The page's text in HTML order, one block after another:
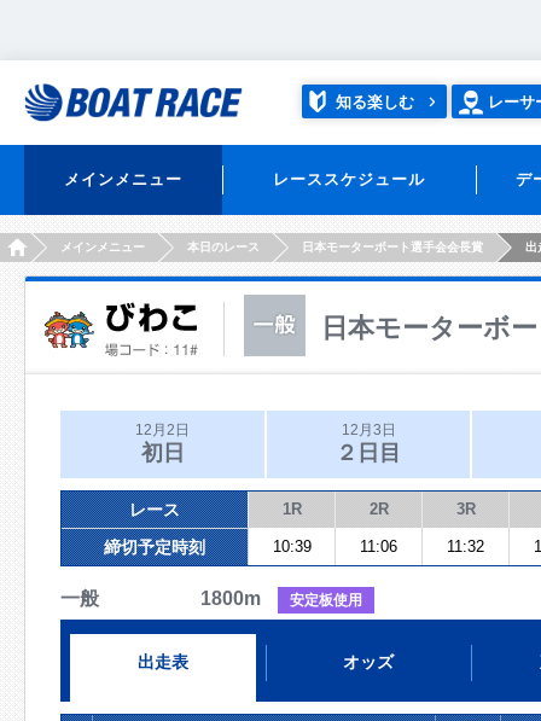
知る楽しむ レーサ
メインメニュー レーススケジュール デ
HOMEメインメニュー 本日のレース 日本モーターボート選手会会長賞 出
日本モーターボ
12月2日
初日
12月3日
２日目
レース 1R 2R 3R
締切予定時刻 10:39 11:06 11:32
一般 1800m 安定板使用
出走表 オッズ